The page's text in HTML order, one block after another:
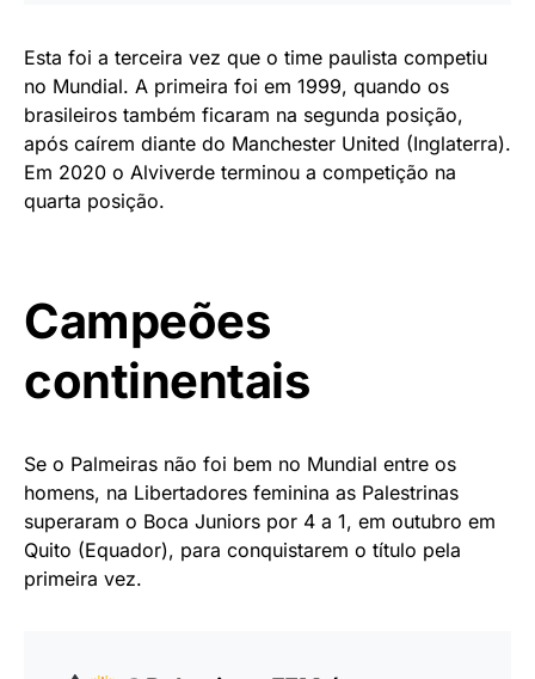
Esta foi a terceira vez que o time paulista competiu
no Mundial. A primeira foi em 1999, quando os
brasileiros também ficaram na segunda posição,
após caírem diante do Manchester United (Inglaterra).
Em 2020 o Alviverde terminou a competição na
quarta posição.
Campeões
continentais
Se o Palmeiras não foi bem no Mundial entre os
homens, na Libertadores feminina as Palestrinas
superaram o Boca Juniors por 4 a 1, em outubro em
Quito (Equador), para conquistarem o título pela
primeira vez.